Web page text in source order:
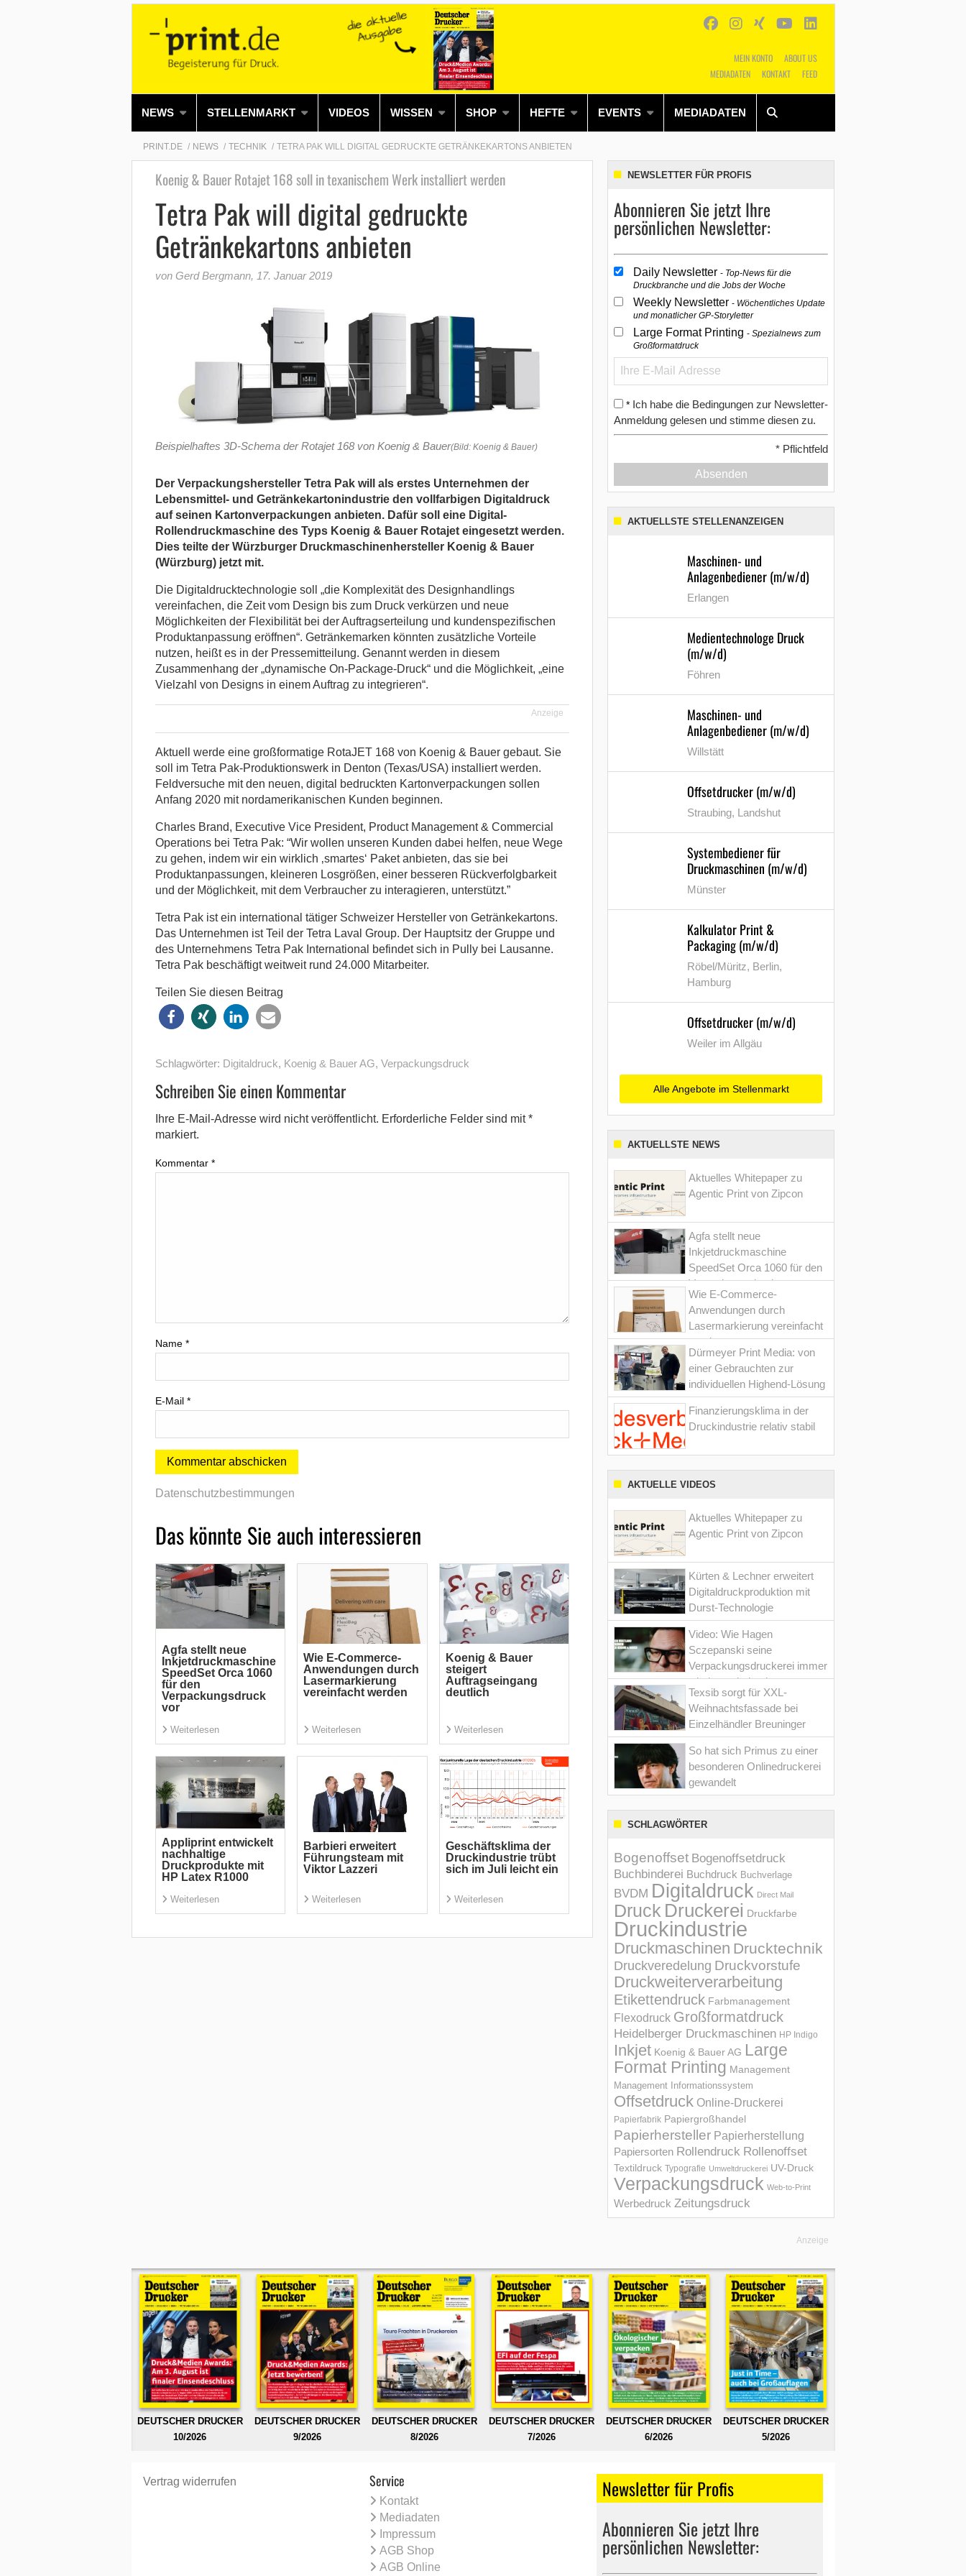
MEIN KONTO
ABOUT US
MEDIADATEN
KONTAKT FEED
NEWS STELLENMARKT VIDEOS WISSEN SHOP HEFTE EVENTS MEDIADATEN
Alles Shop SUCHEN
PRINT.DE NEWS TECHNIK TETRA PAK WILL DIGITAL GEDRUCKTE GETRÄNKEKARTONS ANBIETEN
Koenig & Bauer Rotajet 168 soll in texanischem Werk installiert werden
Tetra Pak will digital gedruckte
Getränkekartons anbieten
von Gerd Bergmann, 17. Januar 2019
Beispielhaftes 3D-Schema der Rotajet 168 von Koenig & Bauer(Bild: Koenig & Bauer)
Der Verpackungshersteller Tetra Pak will als erstes Unternehmen der
Lebensmittel- und Getränkekartonindustrie den vollfarbigen Digitaldruck
auf seinen Kartonverpackungen anbieten. Dafür soll eine Digital-
Rollendruckmaschine des Typs Koenig & Bauer Rotajet eingesetzt werden.
Dies teilte der Würzburger Druckmaschinenhersteller Koenig & Bauer
(Würzburg) jetzt mit.
Die Digitaldrucktechnologie soll „die Komplexität des Designhandlings
vereinfachen, die Zeit vom Design bis zum Druck verkürzen und neue
Möglichkeiten der Flexibilität bei der Auftragserteilung und kundenspezifischen
Produktanpassung eröffnen“. Getränkemarken könnten zusätzliche Vorteile
nutzen, heißt es in der Pressemitteilung. Genannt werden in diesem
Zusammenhang der „dynamische On-Package-Druck“ und die Möglichkeit, „eine
Vielzahl von Designs in einem Auftrag zu integrieren“.
Anzeige
Aktuell werde eine großformatige RotaJET 168 von Koenig & Bauer gebaut. Sie
soll im Tetra Pak-Produktionswerk in Denton (Texas/USA) installiert werden.
Feldversuche mit den neuen, digital bedruckten Kartonverpackungen sollen
Anfang 2020 mit nordamerikanischen Kunden beginnen.
Charles Brand, Executive Vice President, Product Management & Commercial
Operations bei Tetra Pak: “Wir wollen unseren Kunden dabei helfen, neue Wege
zu gehen, indem wir ein wirklich ‚smartes‘ Paket anbieten, das sie bei
Produktanpassungen, kleineren Losgrößen, einer besseren Rückverfolgbarkeit
und der Möglichkeit, mit dem Verbraucher zu interagieren, unterstützt.”
Tetra Pak ist ein international tätiger Schweizer Hersteller von Getränkekartons.
Das Unternehmen ist Teil der Tetra Laval Group. Der Hauptsitz der Gruppe und
des Unternehmens Tetra Pak International befindet sich in Pully bei Lausanne.
Tetra Pak beschäftigt weitweit rund 24.000 Mitarbeiter.
Teilen Sie diesen Beitrag
Schlagwörter: Digitaldruck, Koenig & Bauer AG, Verpackungsdruck
Schreiben Sie einen Kommentar
Ihre E-Mail-Adresse wird nicht veröffentlicht. Erforderliche Felder sind mit*
markiert.
Kommentar *
Name *
E-Mail *
Datenschutzbestimmungen
Das könnte Sie auch interessieren
Agfa stellt neue
Inkjetdruckmaschine
SpeedSet Orca 1060
für den
Verpackungsdruck
vor
Weiterlesen
Wie E-Commerce-
Anwendungen durch
Lasermarkierung
vereinfacht werden
Weiterlesen
Koenig & Bauer
steigert
Auftragseingang
deutlich
Weiterlesen
Appliprint entwickelt
nachhaltige
Druckprodukte mit
HP Latex R1000
Weiterlesen
Barbieri erweitert
Führungsteam mit
Viktor Lazzeri
Weiterlesen
Geschäftsklima der
Druckindustrie trübt
sich im Juli leicht ein
Weiterlesen
NEWSLETTER FÜR PROFIS
Abonnieren Sie jetzt Ihre
persönlichen Newsletter:
Daily Newsletter Top-News für die
Druckbranche und die Jobs der Woche
Weekly Newsletter Wöchentliches Update
und monatlicher GP-Storyletter
Large Format Printing Spezialnews zum
Großformatdruck
* Ich habe die Bedingungen zur Newsletter-
Anmeldung gelesen und stimme diesen zu.
* Pflichtfeld
Absenden
AKTUELLSTE STELLENANZEIGEN
Maschinen- und
Anlagenbediener (m/w/d)
Erlangen
Medientechnologe Druck
(m/w/d)
Föhren
Maschinen- und
Anlagenbediener (m/w/d)
Willstätt
Offsetdrucker (m/w/d)
Straubing, Landshut
Systembediener für
Druckmaschinen (m/w/d)
Münster
Kalkulator Print &
Packaging (m/w/d)
Röbel/Müritz, Berlin,
Hamburg
Offsetdrucker (m/w/d)
Weiler im Allgäu
Alle Angebote im Stellenmarkt
AKTUELLSTE NEWS
Aktuelles Whitepaper zu
Agentic Print von Zipcon
Agfa stellt neue
Inkjetdruckmaschine
SpeedSet Orca 1060 für den
Verpackungsdruck vor
Wie E-Commerce-
Anwendungen durch
Lasermarkierung vereinfacht
werden
Dürmeyer Print Media: von
einer Gebrauchten zur
individuellen Highend-Lösung
Finanzierungsklima in der
Druckindustrie relativ stabil
AKTUELLE VIDEOS
Aktuelles Whitepaper zu
Agentic Print von Zipcon
Kürten & Lechner erweitert
Digitaldruckproduktion mit
Durst-Technologie
Video: Wie Hagen
Sczepanski seine
Verpackungsdruckerei immer
wieder optimiert hat
Texsib sorgt für XXL-
Weihnachtsfassade bei
Einzelhändler Breuninger
So hat sich Primus zu einer
besonderen Onlinedruckerei
gewandelt
SCHLAGWÖRTER
Bogenoffset Bogenoffsetdruck
Buchbinderei Buchdruck Buchverlage
BVDM Digitaldruck Direct Mail
Druck Druckerei Druckfarbe
Druckindustrie
Druckmaschinen Drucktechnik
Druckveredelung Druckvorstufe
Druckweiterverarbeitung
Etikettendruck Farbmanagement
Flexodruck Großformatdruck
Heidelberger Druckmaschinen HP Indigo
Inkjet Koenig & Bauer AG Large
Format Printing Management
Management Informations­system
Offsetdruck Online-Druckerei
Papierfabrik Papiergroßhandel
Papierhersteller Papierherstellung
Papiersorten Rollendruck Rollenoffset
Textildruck Typografie Umweltdruckerei UV-Druck
Verpackungsdruck Web-to-Print
Werbedruck Zeitungsdruck
Anzeige
DEUTSCHER DRUCKER
10/2026
DEUTSCHER DRUCKER
9/2026
DEUTSCHER DRUCKER
8/2026
DEUTSCHER DRUCKER
7/2026
DEUTSCHER DRUCKER
6/2026
DEUTSCHER DRUCKER
5/2026
Vertrag widerrufen Service
Kontakt
Mediadaten
Impressum
AGB Shop
AGB Online
Newsletter für Profis
Abonnieren Sie jetzt Ihre
persönlichen Newsletter: